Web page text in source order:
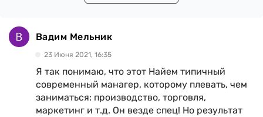
Вадим Мельник
23 Июня 2021, 16:35
Я так понимаю, что этот Найем типичный
современный манагер, которому плевать, чем
заниматься: производство, торговля,
маркетинг и т.д. Он везде спец! Но результат